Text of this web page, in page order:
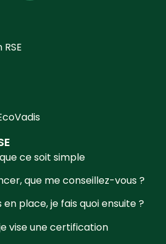
ce soit simple
que me conseillez-vous ?
en place, je fais quoi ensuite ?
vise une certification